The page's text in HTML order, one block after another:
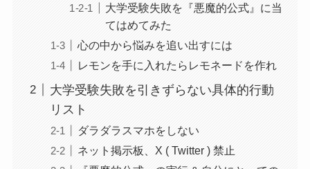
大学受験失敗を『悪魔的公式』に当
てはめてみた
心の中から悩みを追い出すには
レモンを手に入れたらレモネードを作れ
大学受験失敗を引きずらない具体的行動
リスト
ダラダラスマホをしない
ネット掲示板、X ( Twitter ) 禁止